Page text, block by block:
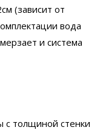
(зависит от
вода
и система
с толщиной стенки